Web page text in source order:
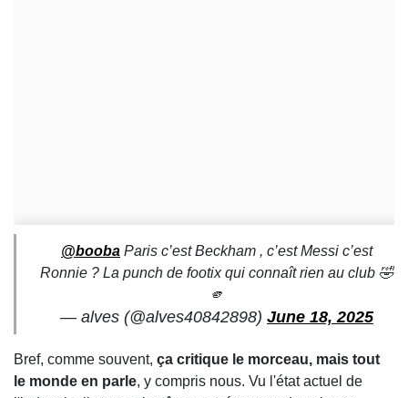
@booba Paris c’est Beckham , c’est Messi c’est
Ronnie ? La punch de footix qui connaît rien au club 🤣
🫵
— alves (@alves40842898) June 18, 2025
Bref, comme souvent, ça critique le morceau, mais tout
le monde en parle, y compris nous. Vu l'état actuel de